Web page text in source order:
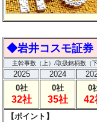
◆岩井コスモ証券
主幹事数（上）/取扱銘柄数（下
2025 2024
0社
32社
0社
35社
0
42
【ポイント】